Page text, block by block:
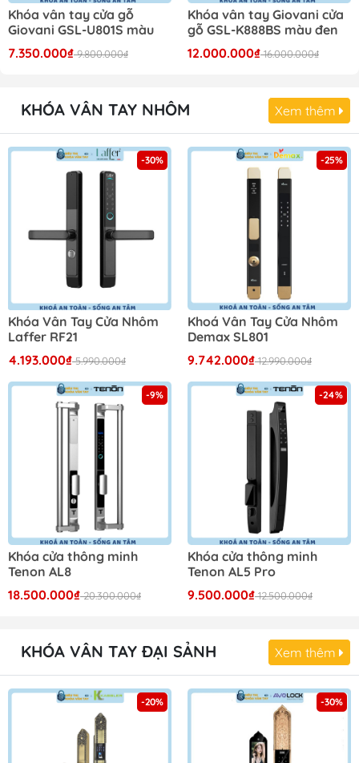
Khóa vân tay cửa gỗ
Giovani GSL-U801S màu
bạc
7.350.000₫9.800.000₫
Khóa vân tay Giovani cửa
gỗ GSL-K888BS màu đen
bạc
12.000.000₫16.000.000₫
KHÓA VÂN TAY NHÔM Xem thêm
-30%
Khóa Vân Tay Cửa Nhôm
Laffer RF21
4.193.000₫5.990.000₫
-25%
Khoá Vân Tay Cửa Nhôm
Demax SL801
9.742.000₫12.990.000₫
-9%
Khóa cửa thông minh
Tenon AL8
18.500.000₫20.300.000₫
-24%
Khóa cửa thông minh
Tenon AL5 Pro
9.500.000₫12.500.000₫
KHÓA VÂN TAY ĐẠI SẢNH Xem thêm
-20% -30%